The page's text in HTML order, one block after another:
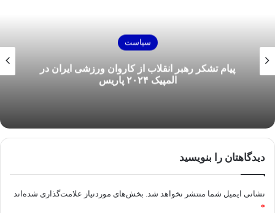
سیاست
پیام تشکر رهبر انقلاب از کاروان ورزشی ایران در
المپیک ۲۰۲۴ پاریس
دیدگاهتان را بنویسید
نشانی ایمیل شما منتشر نخواهد شد. بخش‌های موردنیاز علامت‌گذاری شده‌اند
*